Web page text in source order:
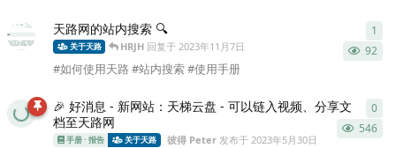
天路网的站内搜索 🔍
关于天路 HRJH 回复于 2023年11月7日 92
#如何使用天路 #站内搜索 #使用手册
1
🎉 好消息 - 新网站：天梯云盘 - 可以链入视频、分享文
档至天路网
手册 · 报告 关于天路 彼得 Peter发布于 2023年5月30日
546
0